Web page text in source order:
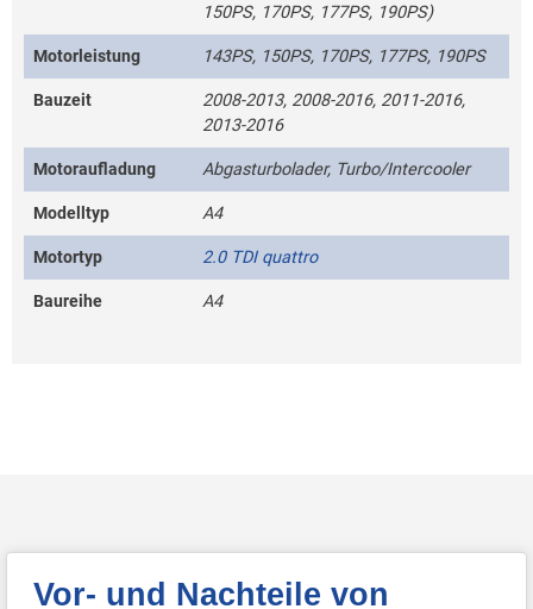
150PS, 170PS, 177PS, 190PS)
Motorleistung 143PS, 150PS, 170PS, 177PS, 190PS
Bauzeit
2008-2013, 2008-2016, 2011-2016,
2013-2016
Motoraufladung Abgasturbolader, Turbo/Intercooler
Modelltyp A4
Motortyp 2.0 TDI quattro
Baureihe A4
Vor- und Nachteile von